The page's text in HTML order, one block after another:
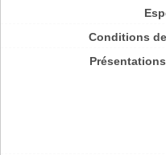
Conditions